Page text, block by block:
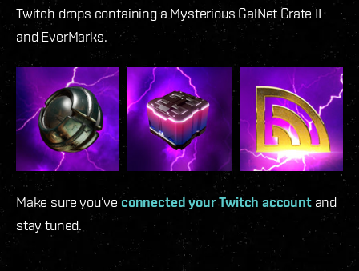
Twitch drops containing a Mysterious GalNet Crate II
and EverMarks.
Make sure you’veconnected your Twitch accountand
stay tuned.